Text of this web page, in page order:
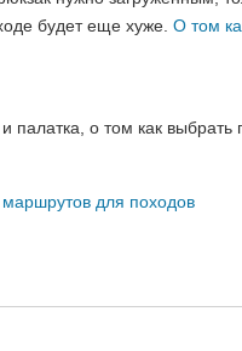
будет еще хуже. О том
палатка, о том как выбрать
для походов